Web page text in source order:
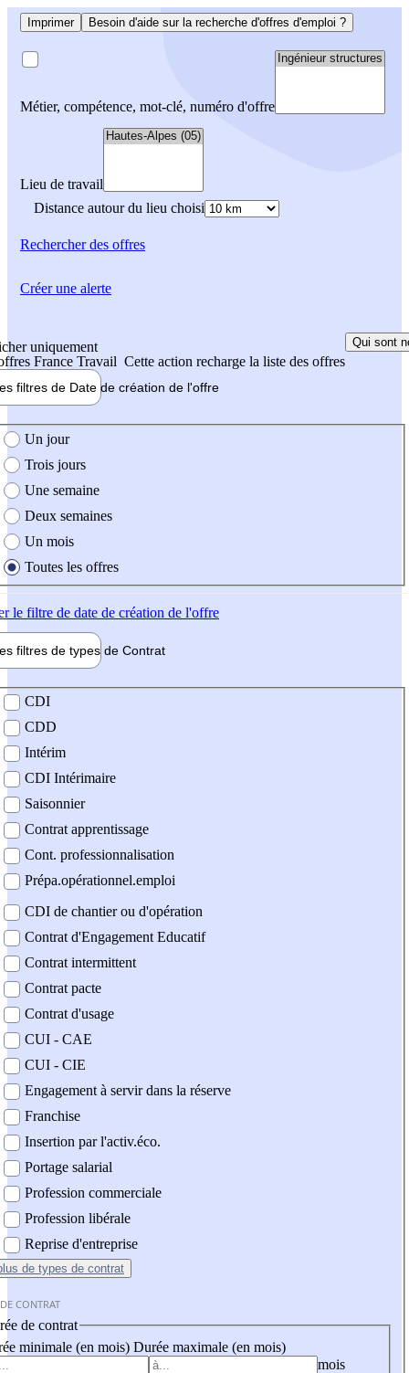
Imprimer Besoin d'aide sur la recherche d'offres d'emploi ?
Métier, compétence, mot-clé, numéro d'offre
Lieu de travail
Distance autour du lieu choisi
Rechercherdes offres
uniquement
France Travail Cette action recharge la liste des offres
Qui sont
filtres de Date de création de l'offre
création de l'offre
Un jour
Trois jours
Une semaine
Deux semaines
Un mois
Toutes les offres
le filtre de date de création de l'offre
filtres de types de Contrat
contrat
CDI
CDD
Intérim
CDI Intérimaire
Saisonnier
Contrat apprentissage
Cont. professionnalisation
Prépa.opérationnel.emploi
CDI de chantier ou d'opération
Contrat d'Engagement Educatif
Contrat intermittent
Contrat pacte
Contrat d'usage
CUI - CAE
CUI - CIE
Engagement à servir dans la réserve
Franchise
Insertion par l'activ.éco.
Portage salarial
Profession commerciale
Profession libérale
Reprise d'entreprise
de types de contrat
CONTRAT
de contrat
minimale (en mois) Durée maximale (en mois)
mois
Créer une alerte